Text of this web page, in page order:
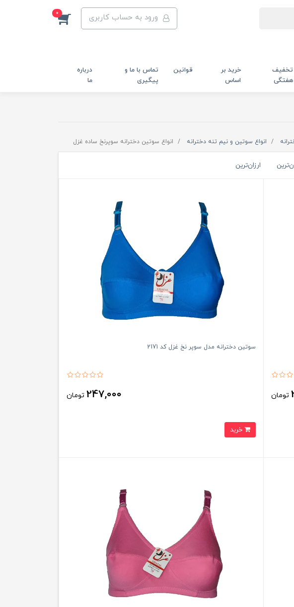
ورود به حساب کاربری 0
تخفیف
هفتگی
خرید بر
اساس
قوانین
تماس با ما و
پیگیری
درباره
ما
انواع سوتین و نیم تنه دخترانه انواع سوتین دخترانه سوپرنخ ساده غزل
ارزان‌ترین
تومان
سوتین دخترانه مدل سوپر نخ غزل کد 2171
247,000 تومان
خرید